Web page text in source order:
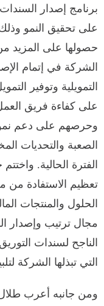
على تحقيق النمو
حصولها على المزيد
الشركة في إتمام
التمويلية وتوفير
على كفاءة فريق
وحرصهم على دعم
الصعبة والتحديات
الفترة الحالية.
تعظيم الاستفادة من
الحلول والمنتجات
مجال ترتيب وإصدار
الناجح لسندات
التي تبذلها الشركة
ومن جانبه أعرب